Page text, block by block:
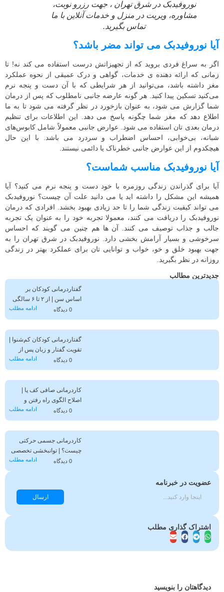
نوروفیدبک در شرق تهران ، جهت رزرو نوبت،
مشاوره، ویریت در منزل و خدمات آنلاین با ما
تماس بگیرید.
آیا نوروفیدبک می تواند مضر باشد؟
اگر به سراغ فردی بروید که از تجهیزاتش درست استفاده می کند نه! تا
زمانی که ارائه ‌دهنده ی خدمات، گواهی و درک عمیقی از نحوه عملکرد
مغز داشته باشد، می‌توانید از هر شرایطی که با آن دست و پنجه نرم
می‌کنید تسکین پیدا کنید. هر گونه عارضه جانبی نامطلوب که پس از درمان
شما گزارش می شود، به عنوان بازخورد در نظر گرفته می شود تا به ما
اطلاع دهد که مغز شما چگونه پاسخ می دهد. این اطلاعات برای تنظیم
درمان بعدی تان استفاده می شود. عوارض جانبی معمولاً شامل کابوس‌های
شبانه، بی‌خوابی، احساس اضطراب و سردرد می باشد. با این حال
هیچکدوم از این عوارض جانبی خطرناک یا دائمی نیستند.
آیا نوروفیدبک مناسب شماست؟
آیا برای گذراندن زندگی روزمره با خود دست و پنجه نرم می کنید؟ آیا
همیشه این مشکل را داشته اید یا می دانید علت آن چیست؟ نوروفیدبک
می تواند کیفیت زندگی شما را تا حد زیادی بهبود بخشد. افرادی که درمان
نوروفیدبک را دریافت می کنند، معمولا تجربه خود را به عنوان یک تجربه
جالب و جذاب توصیف می کنند. آن ها هم چنین می گویند که احساس
سرخوشی و بسیار آرامش بخشی دارد. نوروفیدبک در شرق تهران را به
جهت بهبود خلق و خو، خواب و توانایی تان برای عملکرد بهتر در زندگی
روزانه در نظر بگیرید.
جدیدترین مطالب
گفتاردرمانی کودکان بر
اساس سن | از ۲ تا ۶ سالگی
ادامه مطلب
0 دیدگاه
گفتاردرمانی کودکان کم‌شنوا |
تقویت گفتار و زبان پس از
تشخیص کم‌شنواییادامه مطلب 0 دیدگاه
کاردرمانی صافی کف پا |
اصلاح الگوی راه رفتن و
کاهش درد پا
ادامه مطلب 0 دیدگاه
کاردرمانی جسمی حرکتی
چیست؟ | توانبخشی تخصصی
حرکتی در کلینیک همراهادامه مطلب 0 دیدگاه
عضویت در خبرنامه
ارسال
اشتراک گذاری مطلب
دیدگاهتان را بنویسید